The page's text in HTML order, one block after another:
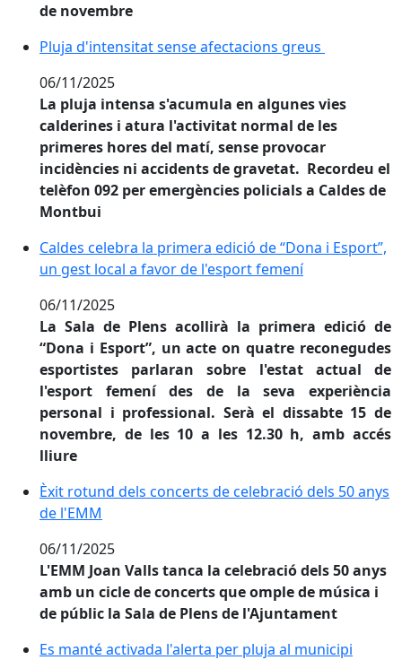
de novembre
Pluja d'intensitat sense afectacions greus
Pluja d'intensitat sense afectacions greus
06/11/2025
La pluja intensa s'acumula en algunes vies
calderines i atura l'activitat normal de les
primeres hores del matí, sense provocar
incidències ni accidents de gravetat. Recordeu el
telèfon 092 per emergències policials a Caldes de
Montbui
Caldes celebra la primera edició de “Dona i Esport”,
Caldes celebra la primera edició de “Dona i Esport”,
un gest local a favor de l'esport femení
06/11/2025
La Sala de Plens acollirà la primera edició de
“Dona i Esport”, un acte on quatre reconegudes
esportistes parlaran sobre l'estat actual de
l'esport femení des de la seva experiència
personal i professional. Serà el dissabte 15 de
novembre, de les 10 a les 12.30 h, amb accés
lliure
Èxit rotund dels concerts de celebració dels 50 anys
Èxit rotund dels concerts de celebració dels 50 anys
de l'EMM
06/11/2025
L'EMM Joan Valls tanca la celebració dels 50 anys
amb un cicle de concerts que omple de música i
de públic la Sala de Plens de l'Ajuntament
Es manté activada l'alerta per pluja al municipi
Es manté activada l'alerta per pluja al municipi